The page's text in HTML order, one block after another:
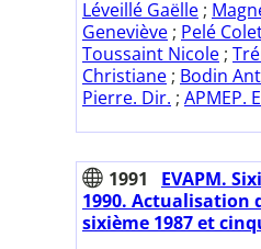
Léveillé Gaëlle ;
Geneviève ; Pelé
Toussaint Nicole ;
Christiane ; Bodin
Pierre. Dir. ; APMEP.
1991
EVAPM.
1990. Actualisation
sixième 1987 et